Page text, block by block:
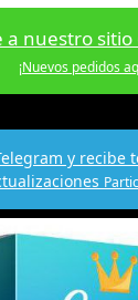
a nuestro sitio
¡Nuevos pedidos
y recibe